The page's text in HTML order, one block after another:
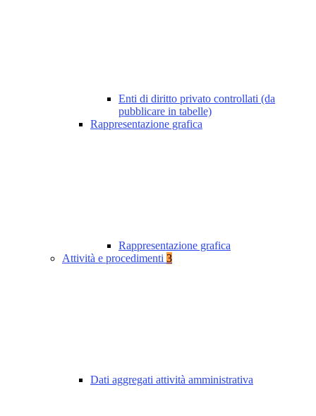
Enti di diritto privato controllati (da
pubblicare in tabelle)
Rappresentazione grafica
Rappresentazione grafica
Attività e procedimenti 3
Dati aggregati attività amministrativa